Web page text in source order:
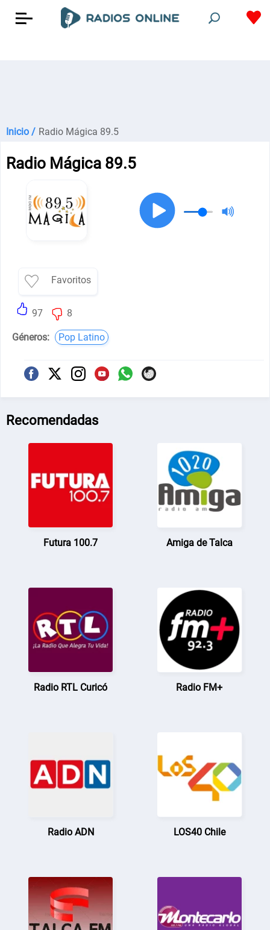
Inicio / Radio Mágica 89.5
Radio Mágica 89.5
Favoritos
97 8
Géneros: Pop Latino
Recomendadas
Futura 100.7 Amiga de Talca
Radio RTL Curicó Radio FM+
Radio ADN LOS40 Chile